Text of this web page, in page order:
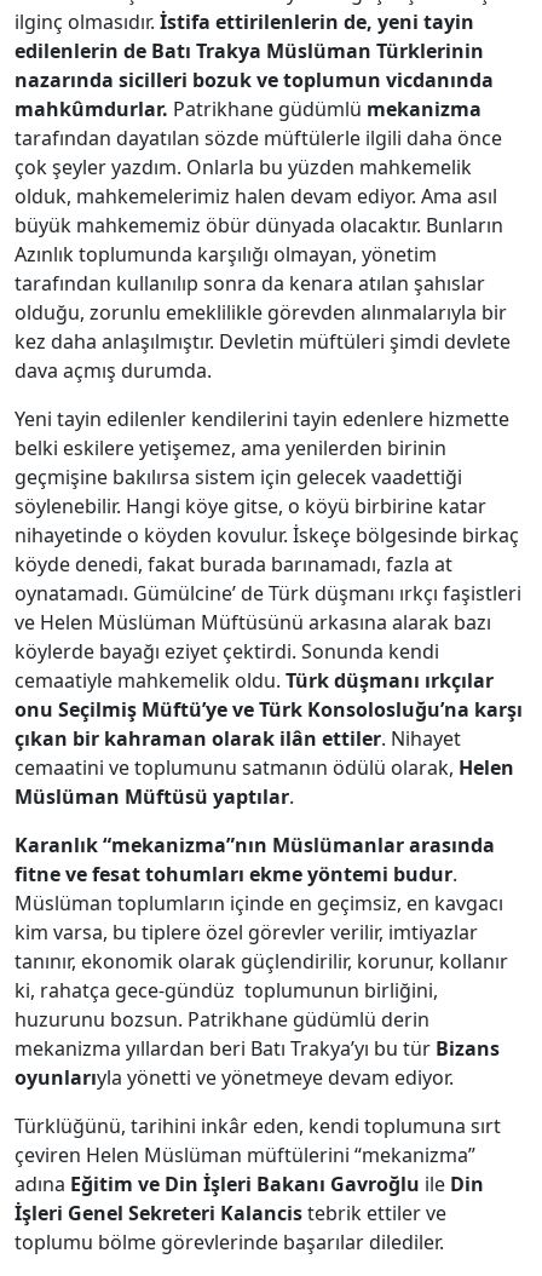
ilginç olmasıdır. İstifa ettirilenlerin de, yeni tayin
edilenlerin de Batı Trakya Müslüman Türklerinin
nazarında sicilleri bozuk ve toplumun vicdanında
mahkûmdurlar. Patrikhane güdümlü mekanizma
tarafından dayatılan sözde müftülerle ilgili daha önce
çok şeyler yazdım. Onlarla bu yüzden mahkemelik
olduk, mahkemelerimiz halen devam ediyor. Ama asıl
büyük mahkememiz öbür dünyada olacaktır. Bunların
Azınlık toplumunda karşılığı olmayan, yönetim
tarafından kullanılıp sonra da kenara atılan şahıslar
olduğu, zorunlu emeklilikle görevden alınmalarıyla bir
kez daha anlaşılmıştır. Devletin müftüleri şimdi devlete
dava açmış durumda.
Yeni tayin edilenler kendilerini tayin edenlere hizmette
belki eskilere yetişemez, ama yenilerden birinin
geçmişine bakılırsa sistem için gelecek vaadettiği
söylenebilir. Hangi köye gitse, o köyü birbirine katar
nihayetinde o köyden kovulur. İskeçe bölgesinde birkaç
köyde denedi, fakat burada barınamadı, fazla at
oynatamadı. Gümülcine’ de Türk düşmanı ırkçı faşistleri
ve Helen Müslüman Müftüsünü arkasına alarak bazı
köylerde bayağı eziyet çektirdi. Sonunda kendi
cemaatiyle mahkemelik oldu. Türk düşmanı ırkçılar
onu Seçilmiş Müftü’ye ve Türk Konsolosluğu’na karşı
çıkan bir kahraman olarak ilân ettiler. Nihayet
cemaatini ve toplumunu satmanın ödülü olarak, Helen
Müslüman Müftüsü yaptılar.
Karanlık “mekanizma”nın Müslümanlar arasında
fitne ve fesat tohumları ekme yöntemi budur.
Müslüman toplumların içinde en geçimsiz, en kavgacı
kim varsa, bu tiplere özel görevler verilir, imtiyazlar
tanınır, ekonomik olarak güçlendirilir, korunur, kollanır
ki, rahatça gece-gündüz toplumunun birliğini,
huzurunu bozsun. Patrikhane güdümlü derin
mekanizma yıllardan beri Batı Trakya’yı bu tür Bizans
oyunlarıyla yönetti ve yönetmeye devam ediyor.
Türklüğünü, tarihini inkâr eden, kendi toplumuna sırt
çeviren Helen Müslüman müftülerini “mekanizma”
adına Eğitim ve Din İşleri Bakanı Gavroğlu ile Din
İşleri Genel Sekreteri Kalancistebrik ettiler ve
toplumu bölme görevlerinde başarılar dilediler.